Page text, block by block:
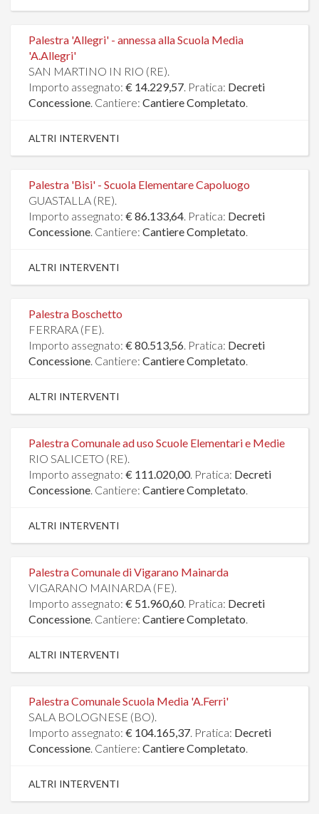
Palestra 'Allegri' - annessa alla Scuola Media
'A.Allegri'
SAN MARTINO IN RIO (RE).
Importo assegnato: € 14.229,57. Pratica: Decreti
Concessione. Cantiere: Cantiere Completato.
ALTRI INTERVENTI
Palestra 'Bisi' - Scuola Elementare Capoluogo
GUASTALLA (RE).
Importo assegnato: € 86.133,64. Pratica: Decreti
Concessione. Cantiere: Cantiere Completato.
ALTRI INTERVENTI
Palestra Boschetto
FERRARA (FE).
Importo assegnato: € 80.513,56. Pratica: Decreti
Concessione. Cantiere: Cantiere Completato.
ALTRI INTERVENTI
Palestra Comunale ad uso Scuole Elementari e Medie
RIO SALICETO (RE).
Importo assegnato: € 111.020,00. Pratica: Decreti
Concessione. Cantiere: Cantiere Completato.
ALTRI INTERVENTI
Palestra Comunale di Vigarano Mainarda
VIGARANO MAINARDA (FE).
Importo assegnato: € 51.960,60. Pratica: Decreti
Concessione. Cantiere: Cantiere Completato.
ALTRI INTERVENTI
Palestra Comunale Scuola Media 'A.Ferri'
SALA BOLOGNESE (BO).
Importo assegnato: € 104.165,37. Pratica: Decreti
Concessione. Cantiere: Cantiere Completato.
ALTRI INTERVENTI